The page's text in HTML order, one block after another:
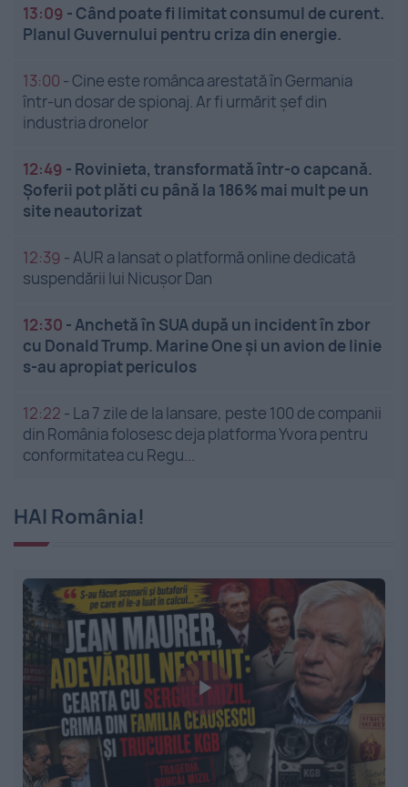
13:09 -Când poate fi limitat consumul de curent.
Planul Guvernului pentru criza din energie.
13:00 -Cine este românca arestată în Germania
într-un dosar de spionaj. Ar fi urmărit șef din
industria dronelor
12:49 - Rovinieta, transformată într-o capcană.
Șoferii pot plăti cu până la 186% mai mult pe un
site neautorizat
12:39 -AUR a lansat o platformă online dedicată
suspendării lui Nicușor Dan
12:30 -Anchetă în SUA după un incident în zbor
cu Donald Trump. Marine One și un avion de linie
s-au apropiat periculos
12:22 - La 7 zile de la lansare, peste 100 de companii
din România folosesc deja platforma Yvora pentru
conformitatea cu Regu...
HAI România!